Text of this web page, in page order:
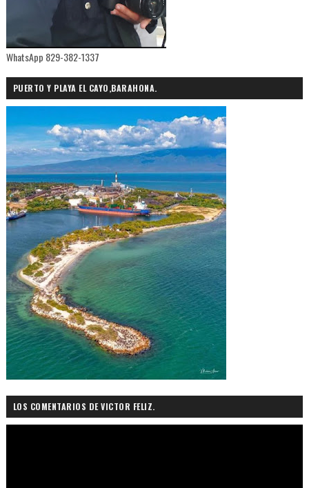
WhatsApp 829-382-1337
PUERTO Y PLAYA EL CAYO,BARAHONA.
LOS COMENTARIOS DE VICTOR FELIZ.